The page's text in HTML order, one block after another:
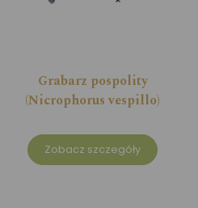
Grabarz pospolity
(Nicrophorus vespillo)
Zobacz szczegóły